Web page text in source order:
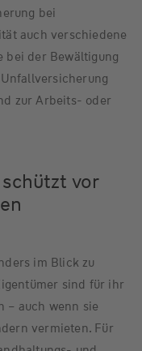
bei
auch verschiedene
bei der Bewältigung
zur Arbeits- oder
vor
im Blick zu
sind für ihr
– auch wenn sie
vermieten. Für